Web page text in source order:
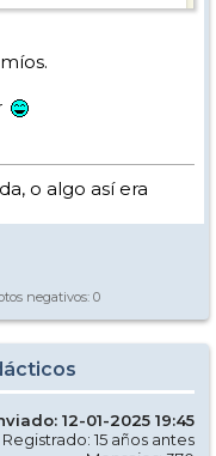
o algo así era
negativos: 0
12-01-2025 19:45
Registrado: 15 años antes